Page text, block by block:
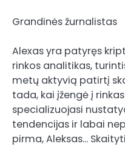
Grandinės žurnalistas
Alexas yra patyręs
rinkos analitikas,
metų aktyvią patirtį
tada, kai įžengė į
specializuojasi
tendencijas ir labai
pirma, Aleksas…